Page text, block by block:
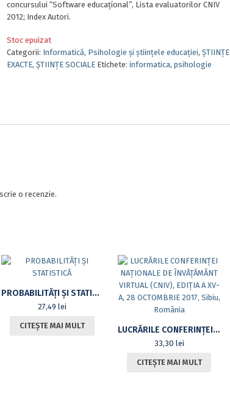
concursului “Software educațíonal”, Lista evaluatorilor CNIV
2012; Index Autori.
Stoc epuizat
Categorii: Informatică, Psihologie și științele educației, ȘTIINȚE
EXACTE, ȘTIINȚE SOCIALE Etichete: informatica, psihologie
o recenzie.
PROBABILITĂŢI ŞI STATISTICĂ
27,49 lei
CITEȘTE MAI MULT LUCRĂRILE CONFERINŢEI NAŢIONALE DE ÎNVĂŢĂMÂNT VIRTUAL (CNIV), EDIŢIA A XV-A, 28 OCTOMBRIE 2017, SIBIU, ROMÂNIA
33,30 lei
CITEȘTE MAI MULT